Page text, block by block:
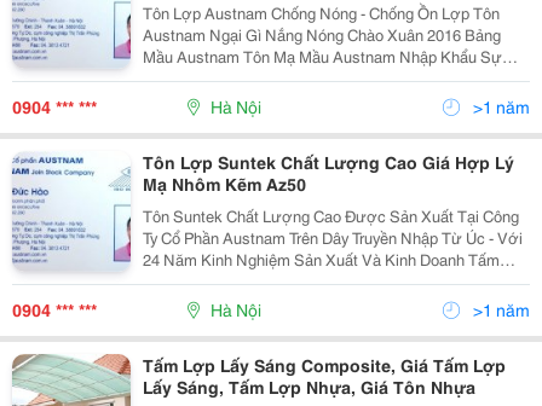
Tôn Lợp Austnam Chống Nóng - Chống Ồn Lợp Tôn
Austnam Ngại Gì Nắng Nóng Chào Xuân 2016 Bảng
Mầu Austnam Tôn Mạ Mầu Austnam Nhập Khẩu Sự
Khác Biệt Với Tôn Trong Nước Và Các Loại Tôn Mạ
Mầu Khác Tôn Mạ Mầu Austnam Nhập Khẩu Az Bao
Gồm 5 Lớp: 1 - Lớp Th
0904 *** *** Hà Nội >1 năm
Tôn Lợp Suntek Chất Lượng Cao Giá Hợp Lý
Mạ Nhôm Kẽm Az50
Tôn Suntek Chất Lượng Cao Được Sản Xuất Tại Công
Ty Cổ Phần Austnam Trên Dây Truyền Nhập Từ Úc - Với
24 Năm Kinh Nghiệm Sản Xuất Và Kinh Doanh Tấm
Lợp Kim Loại Mạ Mầu, Tôn Pu Chống Nóng Chống Ồn
Công Ty Luôn Khẳng Định Chất Lượng Tốt Nhất Tới
Người T
0904 *** *** Hà Nội >1 năm
Tấm Lợp Lấy Sáng Composite, Giá Tấm Lợp
Lấy Sáng, Tấm Lợp Nhựa, Giá Tôn Nhựa